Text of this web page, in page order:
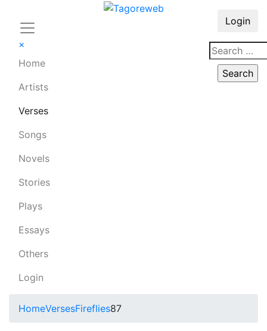
×
Home
Artists
Verses
Songs
Novels
Stories
Plays
Essays
Others
Login
Login
HomeVersesFireflies87